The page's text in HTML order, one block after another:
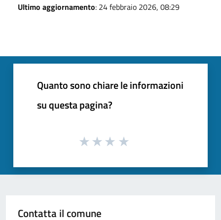
Ultimo aggiornamento: 24 febbraio 2026, 08:29
Quanto sono chiare le informazioni
su questa pagina?
Contatta il comune